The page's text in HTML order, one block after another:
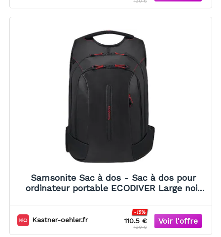
Samsonite Sac à dos - Sac à dos pour
ordinateur portable ECODIVER Large noir
Kastner-oehler.fr 110.5 €
-15%
130 €